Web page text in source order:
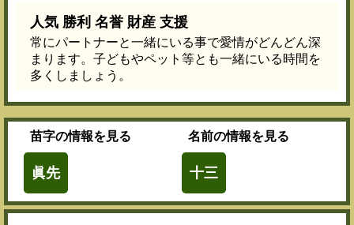
人気 勝利 名誉 財産 支援
常にパートナーと一緒にいる事で愛情がどんどん深
まります。子どもやペット等とも一緒にいる時間を
多くしましょう。
苗字の情報を見る
眞先
名前の情報を見る
十三